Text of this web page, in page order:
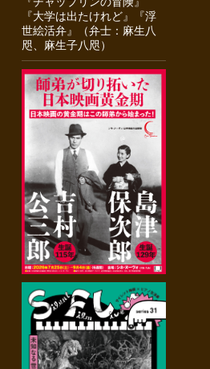
『チャップリンの冒険』
『大学は出たけれど』『浮
世絵活弁』（弁士：麻生八
咫、麻生子八咫）